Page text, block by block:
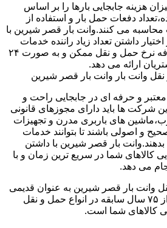
هزینه جابجایی بارها را بر اساس
دفعات حمل بار و استفاده از
می کنند.وانت بار قصر شیرین با
داشتن تعداد زیاد راننده خدمات
خود را با مناسب ترین تعرفه نرخ حمل و نقل ممکن و به صورت ۲۴
ارائه می دهد.
وانت بار وانت بار قصر شیرین
و حرفه ای در جابجایی راحت و
شرکت ها باید دارای مجوزهای قانونی
های باربری مدرن و تجهیزات
و اصولی باشند تا بتوانند خدمات
بار قصر شیرین با داشتن
کالاهای شما در سریع ترین زمان و با
می دهد.
وانت بار قصر شیرین به عنوان قدیمی
ترین باربری ایران با بیش از ۷۵ سال سابقه در انواع حمل و نقل
کالاهای شما است.